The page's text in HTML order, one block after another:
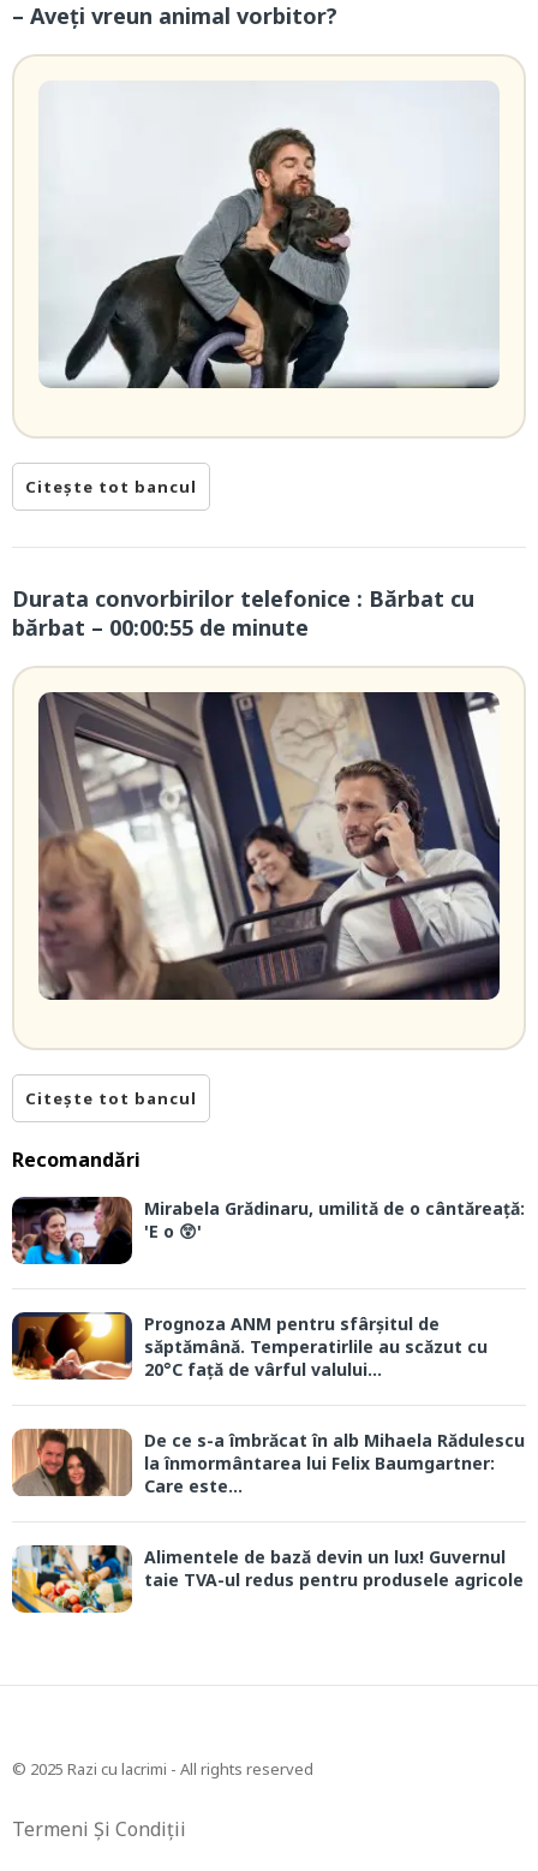
– Aveți vreun animal vorbitor?
Citește tot bancul
Durata convorbirilor telefonice : Bărbat cu
bărbat – 00:00:55 de minute
Citește tot bancul
Recomandări
Mirabela Grădinaru, umilită de o cântăreață:
'E o 😲'
Prognoza ANM pentru sfârșitul de
săptămână. Temperatirlile au scăzut cu
20°C față de vârful valului...
De ce s-a îmbrăcat în alb Mihaela Rădulescu
la înmormântarea lui Felix Baumgartner:
Care este...
Alimentele de bază devin un lux! Guvernul
taie TVA-ul redus pentru produsele agricole
© 2025 Razi cu lacrimi - All rights reserved
Termeni Și Condiții